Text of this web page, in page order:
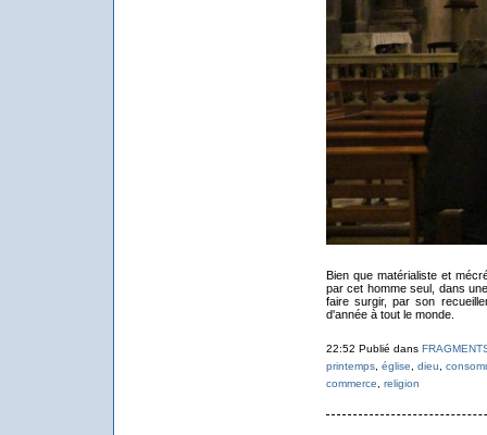
Bien que matérialiste et
par cet homme seul, dans
faire surgir, par son
d'année à tout le monde.
22:52 Publié dans
printemps, église, dieu,
commerce, religion